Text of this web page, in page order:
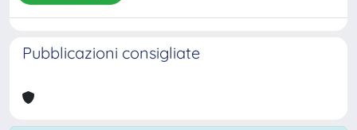
Pubblicazioni consigliate